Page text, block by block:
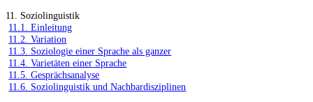
11. Soziolinguistik
11.1. Einleitung
11.2. Variation
11.3. Soziologie einer Sprache als ganzer
11.4. Varietäten einer Sprache
11.5. Gesprächsanalyse
11.6. Soziolinguistik und Nachbardisziplinen